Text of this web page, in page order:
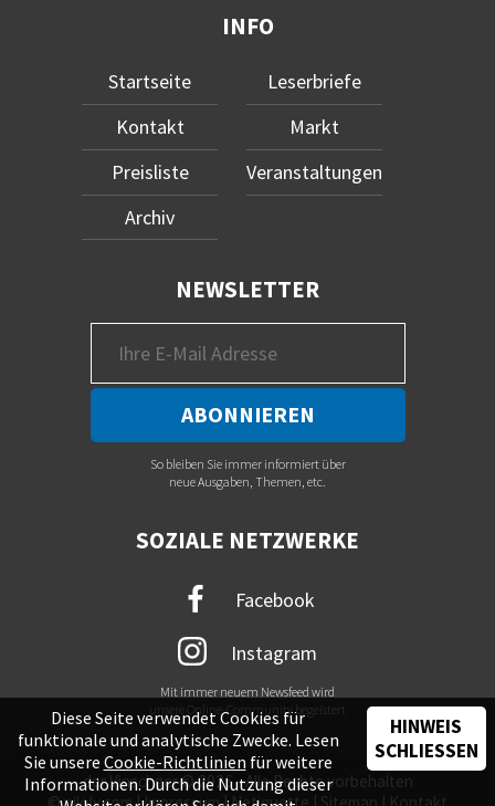
INFO
Startseite
Kontakt
Preisliste
Archiv
Leserbriefe
Markt
Veranstaltungen
NEWSLETTER
So bleiben Sie immer informiert über
neue Ausgaben, Themen, etc.
SOZIALE NETZWERKE
Facebook
Instagram
Mit immer neuem Newsfeed wird
unsere Online-Community begeistert
der Vinschger © 2026 - Alle Rechte vorbehalten
Diese Seite verwendet Cookies für
funktionale und analytische Zwecke. Lesen
Sie unsere Cookie-Richtlinien für weitere
Informationen. Durch die Nutzung dieser
HINWEIS
SCHLIESSEN